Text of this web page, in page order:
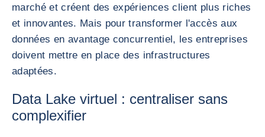
marché et créent des expériences client plus riches
et innovantes. Mais pour transformer l'accès aux
données en avantage concurrentiel, les entreprises
doivent mettre en place des infrastructures
adaptées.
Data Lake virtuel : centraliser sans
complexifier